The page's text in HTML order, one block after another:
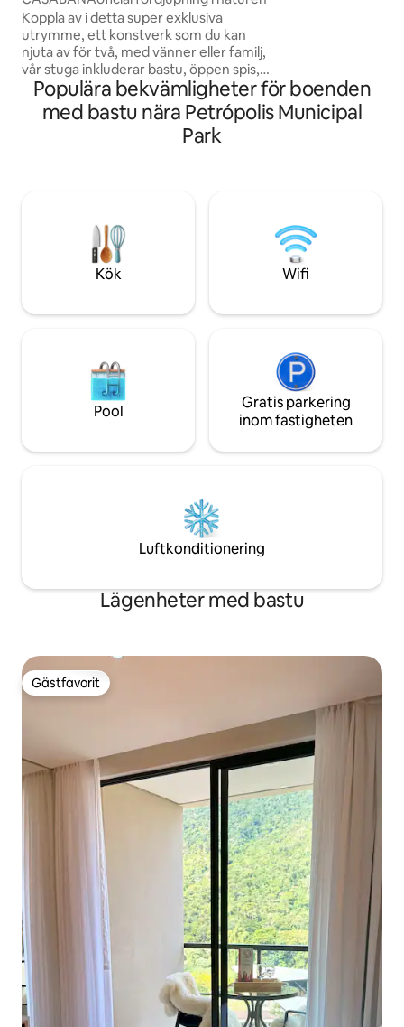
Koppla av i detta super exklusiva
utrymme, ett konstverk som du kan
njuta av för två, med vänner eller familj,
vår stuga inkluderar bastu, öppen spis,
luftkonditionering Och för de varma
dagarna finns det utomhus- och
inomhuspooler, samt en interaktionssjö
mitt i rummet i strandstil, en uppvärmd
utformades för att ta dig utöver det
Populära bekvämligheter för boenden
med bastu nära Petrópolis Municipal
Park
Kök Wifi
Pool
Gratis parkering
inom fastigheten
Luftkonditionering
Lägenheter med bastu
Gästfavorit
Gästfavorit